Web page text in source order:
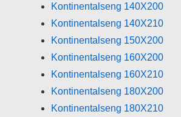
Kontinentalseng 140X200
Kontinentalseng 140X210
Kontinentalseng 150X200
Kontinentalseng 160X200
Kontinentalseng 160X210
Kontinentalseng 180X200
Kontinentalseng 180X210